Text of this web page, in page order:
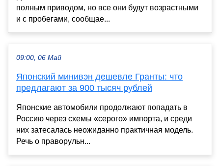
полным приводом, но все они будут возрастными
и с пробегами, сообщае...
09:00, 06 Май
Японский минивэн дешевле Гранты: что
предлагают за 900 тысяч рублей
Японские автомобили продолжают попадать в
Россию через схемы «серого» импорта, и среди
них затесалась неожиданно практичная модель.
Речь о праворульн...